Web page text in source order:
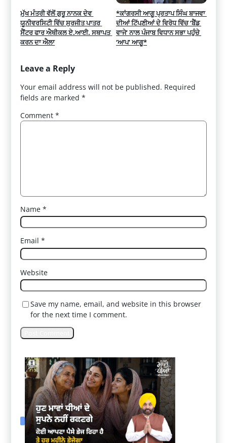
ਮੁੱਖ ਮੰਤਰੀ ਵੱਲੋਂ ਗੁਰੂ ਨਾਨਕ ਦੇਵ
ਯੂਨੀਵਰਸਿਟੀ ਵਿੱਚ ਸੁਰਜੀਤ ਪਾਤਰ
ਸੈਂਟਰ ਫਾਰ ਐਥੀਕਲ ਏ.ਆਈ. ਸਥਾਪਤ
ਕਰਨ ਦਾ ਐਲਾ
*ਕਾਂਗਰਸੀ ਆਗੂ ਪ੍ਰਤਾਪ ਸਿੰਘ ਬਾਜਵਾ
ਦੀਆਂ ਟਿੱਪਣੀਆਂ ਦੇ ਵਿਰੋਧ ਵਿੱਚ ‘ਬੈਂਡ
ਵਾਜੇ’ ਨਾਲ ਪੰਜਾਬ ਵਿਧਾਨ ਸਭਾ ਪਹੁੰਚੇ
‘ਆਪ’ ਆਗੂ*
Leave a Reply
Your email address will not be published. Required
fields are marked*
Comment*
Name*
Email*
Website
Save my name, email, and website in this browser
for the next time I comment.